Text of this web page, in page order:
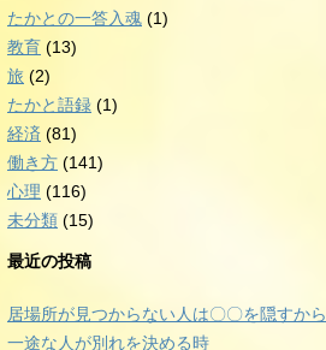
たかとの一答入魂 (1)
教育 (13)
旅 (2)
たかと語録 (1)
経済 (81)
働き方 (141)
心理 (116)
未分類 (15)
最近の投稿
居場所が見つからない人は〇〇を隠すから
一途な人が別れを決める時